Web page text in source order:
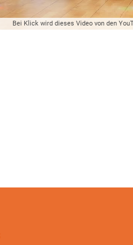
Bei Klick wird dieses Video von den